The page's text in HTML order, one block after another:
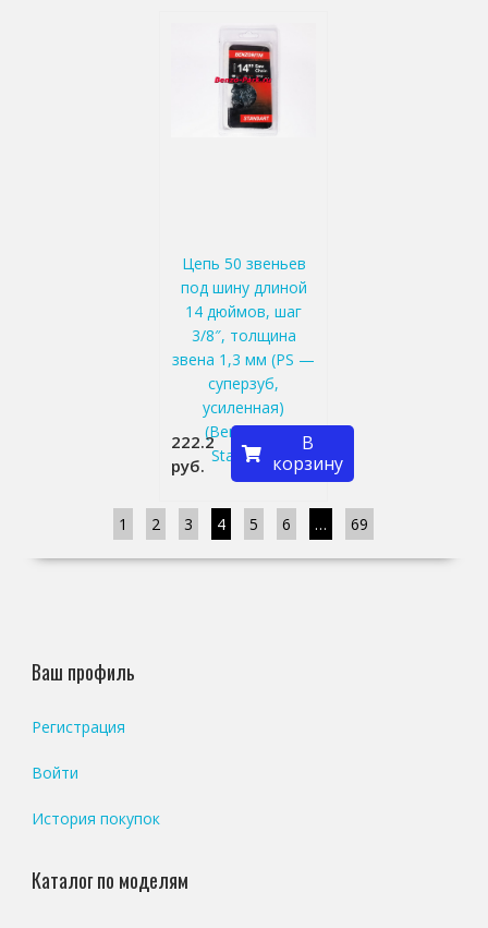
Цепь 50 звеньев
под шину длиной
14 дюймов, шаг
3/8″, толщина
звена 1,3 мм (PS —
суперзуб,
усиленная)
(Benzoritm
Standart)
222.2
руб.
В
корзину
1 2 3 4 5 6 … 69
Ваш профиль
Регистрация
Войти
История покупок
Каталог по моделям